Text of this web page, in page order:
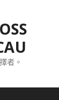
者。